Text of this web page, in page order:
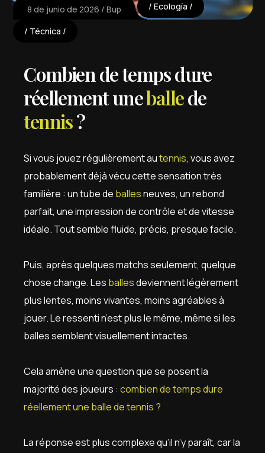
8 de junio de 2026 Bup Ecología
Técnica
Combien de temps dure
réellement uneballede
tennis?
Si vous jouez régulièrement autennis, vous avez
probablement déjà vécu cette sensation très
familière : un tube de ballesneuves, un rebond
parfait, une impression de contrôle et de vitesse
idéale. Tout semble fluide, précis, presque facile.
Puis, après quelques matchs seulement, quelque
chose change. Les ballesdeviennent légèrement
plus lentes, moins vivantes, moins agréables à
jouer. Le ressenti n’est plus le même, même si les
balles semblent visuellement intactes.
Cela amène une question que se posent la
majorité des joueurs :combien de temps dure
réellement une balle de tennis ?
La réponse est plus complexe qu’il n’y paraît, car la